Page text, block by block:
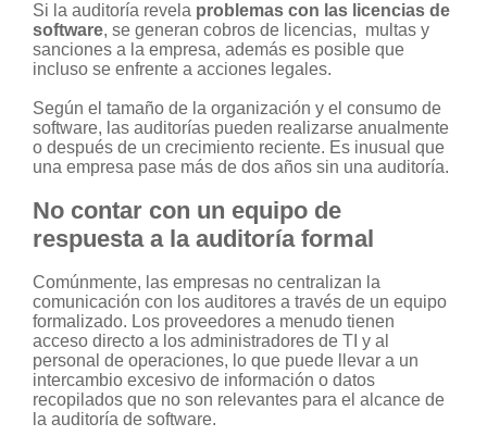
Si la auditoría revela problemas con las licencias de
software, se generan cobros de licencias, multas y
sanciones a la empresa, además es posible que
incluso se enfrente a acciones legales.
Según el tamaño de la organización y el consumo de
software, las auditorías pueden realizarse anualmente
o después de un crecimiento reciente. Es inusual que
una empresa pase más de dos años sin una auditoría.
No contar con un equipo de
respuesta a la auditoría formal
Comúnmente, las empresas no centralizan la
comunicación con los auditores a través de un equipo
formalizado. Los proveedores a menudo tienen
acceso directo a los administradores de TI y al
personal de operaciones, lo que puede llevar a un
intercambio excesivo de información o datos
recopilados que no son relevantes para el alcance de
la auditoría de software.